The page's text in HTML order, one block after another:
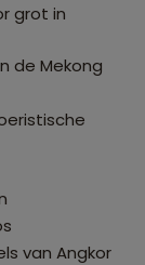
grot in
de Mekong
van Angkor